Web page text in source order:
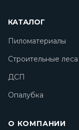
КАТАЛОГ
Пиломатериалы
Строительные леса
ДСП
Опалубка
О КОМПАНИИ